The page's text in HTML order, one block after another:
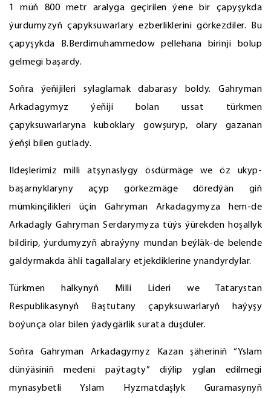
1 müň 800 metr aralyga geçirilen ýene bir çapyşykda
ýurdumyzyň çapyksuwarlary ezberliklerini görkezdiler. Bu
çapyşykda B.Berdimuhammedow pellehana birinji bolup
gelmegi başardy.
Soňra ýeňijileri sylaglamak dabarasy boldy. Gahryman
Arkadagymyz ýeňiji bolan ussat türkmen
çapyksuwarlaryna kuboklary gowşuryp, olary gazanan
ýeňşi bilen gutlady.
Ildeşlerimiz milli atşynaslygy ösdürmäge we öz ukyp-
başarnyklaryny açyp görkezmäge döredýän giň
mümkinçilikleri üçin Gahryman Arkadagymyza hem-de
Arkadagly Gahryman Serdarymyza tüýs ýürekden hoşallyk
bildirip, ýurdumyzyň abraýyny mundan beýläk-de belende
galdyrmakda ähli tagallalary etjekdiklerine ynandyrdylar.
Türkmen halkynyň Milli Lideri we Tatarystan
Respublikasynyň Baştutany çapyksuwarlaryň haýyşy
boýunça olar bilen ýadygärlik surata düşdüler.
Soňra Gahryman Arkadagymyz Kazan şäheriniň “Yslam
dünýäsiniň medeni paýtagty” diýlip yglan edilmegi
mynasybetli Yslam Hyzmatdaşlyk Guramasynyň